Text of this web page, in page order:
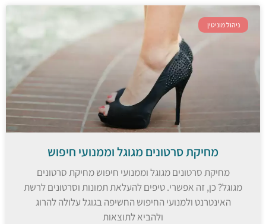
ניהול מוניטין
מחיקת סרטונים מגוגל וממנועי חיפוש
מחיקת סרטונים מגוגל וממנועי חיפוש מחיקת סרטונים
מגוגל? כן, זה אפשרי. טיפים להעלאת תמונות וסרטונים לרשת
האינטרנט ולמנועי החיפוש החשיפה בגוגל עלולה להרוג
ולהביא לתוצאות